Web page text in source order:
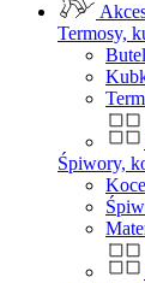
Termosy,
Śpiwory,